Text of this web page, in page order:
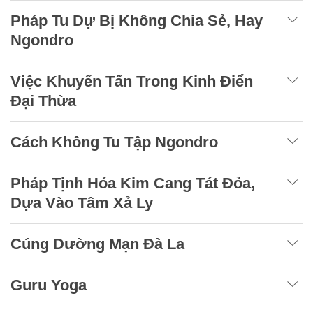
Pháp Tu Dự Bị Không Chia Sẻ, Hay
Ngondro
Việc Khuyến Tấn Trong Kinh Điển
Đại Thừa
Cách Không Tu Tập Ngondro
Pháp Tịnh Hóa Kim Cang Tát Đỏa,
Dựa Vào Tâm Xả Ly
Cúng Dường Mạn Đà La
Guru Yoga